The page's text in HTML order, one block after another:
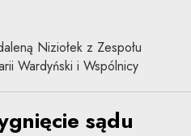
Niziołek z Zespołu
Wardyński i Wspólnicy
sądu